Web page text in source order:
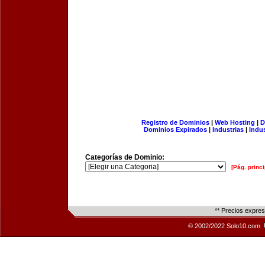
Registro de Dominios| Web Hosting |
Dominios Expirados | Industrias |
Categorías de Dominio:
[Pág.
** Precios
© 2002/2022 Solo10.com